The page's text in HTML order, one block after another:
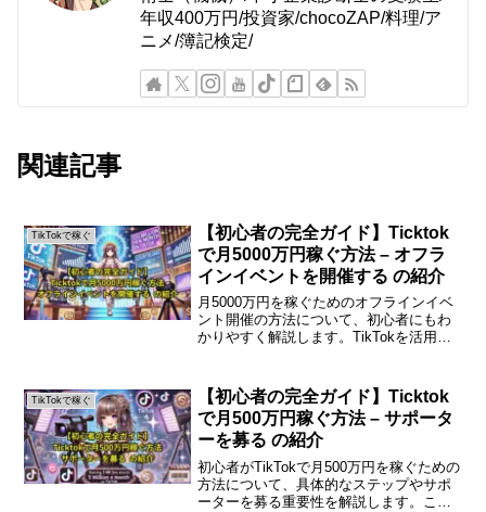
年収400万円/投資家/chocoZAP/料理/ア
ニメ/簿記検定/
関連記事
TikTokで稼ぐ
【初心者の完全ガイド】Ticktok
で月5000万円稼ぐ方法 – オフラ
インイベントを開催する の紹介
月5000万円を稼ぐためのオフラインイベ
ント開催の方法について、初心者にもわ
かりやすく解説します。TikTokを活用し
なステップを見ていきましょう。オフラ
インイベントの...
TikTokで稼ぐ
【初心者の完全ガイド】Ticktok
で月500万円稼ぐ方法 – サポータ
ーを募る の紹介
初心者がTikTokで月500万円を稼ぐための
方法について、具体的なステップやサポ
ーターを募る重要性を解説します。この